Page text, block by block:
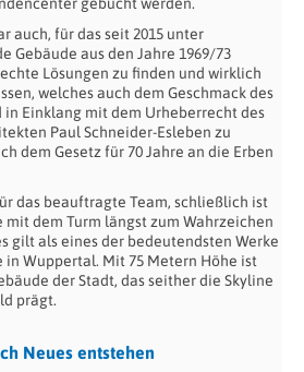
auch, für das seit 2015 unter
Gebäude aus den Jahre 1969/73
Lösungen zu finden und wirklich
welches auch dem Geschmack des
Einklang mit dem Urheberrecht des
Paul Schneider-Esleben zu
dem Gesetz für 70 Jahre an die Erben
das beauftragte Team, schließlich ist
mit dem Turm längst zum Wahrzeichen
gilt als eines der bedeutendsten Werke
Wuppertal. Mit 75 Metern Höhe ist
der Stadt, das seither die Skyline
prägt.
Neues entstehen